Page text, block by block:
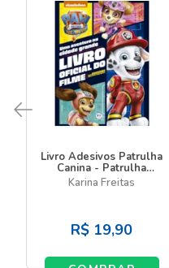
Livro Adesivos Patrulha
Canina - Patrulha
Canina Movie: Uma
Karina Freitas
R$ 19,90